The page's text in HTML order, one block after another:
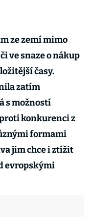
ze zemí mimo
ve snaze o nákup
časy.
zatím
s možností
konkurenci z
formami
jim chce i ztížit
evropskými